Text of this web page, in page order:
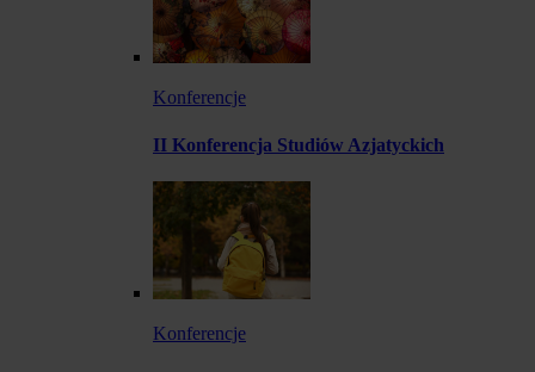
Konferencje
II Konferencja Studiów Azjatyckich
Konferencje